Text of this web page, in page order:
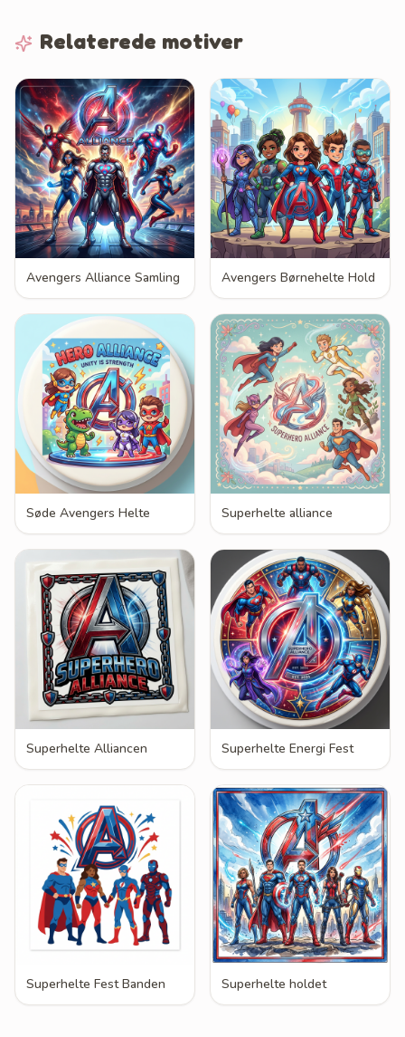
Relaterede motiver
Avengers Alliance Samling Avengers Børnehelte Hold
Søde Avengers Helte Superhelte alliance
Superhelte Alliancen Superhelte Energi Fest
Superhelte Fest Banden Superhelte holdet